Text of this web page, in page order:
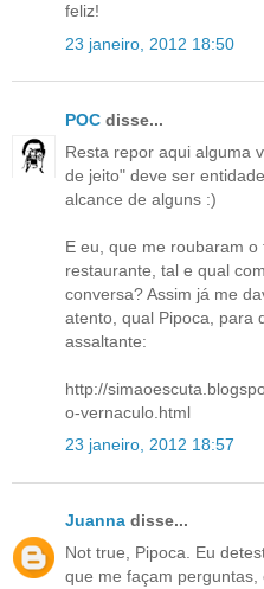
feliz!
23 janeiro, 2012 18:50
POC disse...
Resta repor aqui alguma
de jeito" deve ser
alcance de alguns :)
E eu, que me roubaram
restaurante, tal e qual
conversa? Assim já me
atento, qual Pipoca, para
assaltante:
http://
o-vernaculo.html
23 janeiro, 2012 18:57
Juanna disse...
Not true, Pipoca. Eu
que me façam